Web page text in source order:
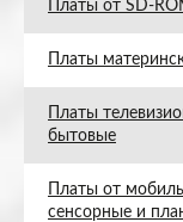
Платы от SD-
Платы
Платы
бытовые
Платы от
сенсорные и